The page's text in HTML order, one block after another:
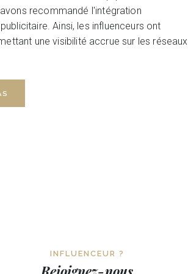
recommandé l'intégration
Ainsi, les influenceurs ont
une visibilité accrue sur les réseaux
INFLUENCEUR ?